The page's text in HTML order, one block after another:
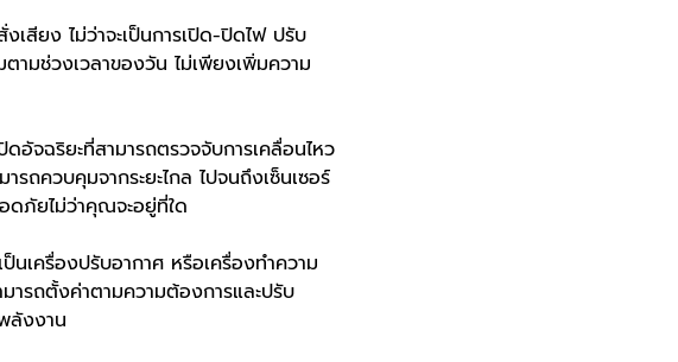
สียง ไม่ว่าจะเป็นการเปิด-ปิดไฟ ปรับ
ามช่วงเวลาของวัน ไม่เพียงเพิ่มความ
จฉริยะที่สามารถตรวจจับการเคลื่อนไหว
ถควบคุมจากระยะไกล ไปจนถึงเซ็นเซอร์
ดภัยไม่ว่าคุณจะอยู่ที่ใด
เครื่องปรับอากาศ หรือเครื่องทำความ
รถตั้งค่าตามความต้องการและปรับ
ลังงาน